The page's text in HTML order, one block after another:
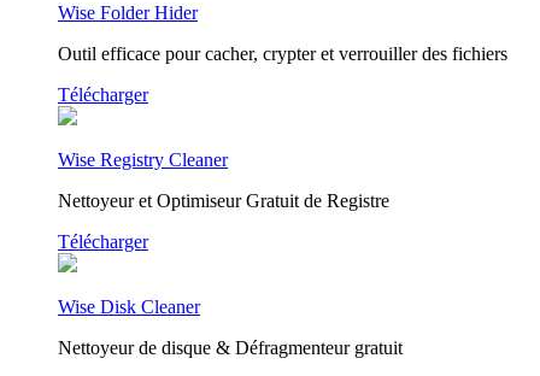
Wise Folder Hider
Outil efficace pour cacher, crypter et verrouiller des fichiers
Télécharger
Wise Registry Cleaner
Nettoyeur et Optimiseur Gratuit de Registre
Télécharger
Wise Disk Cleaner
Nettoyeur de disque & Défragmenteur gratuit